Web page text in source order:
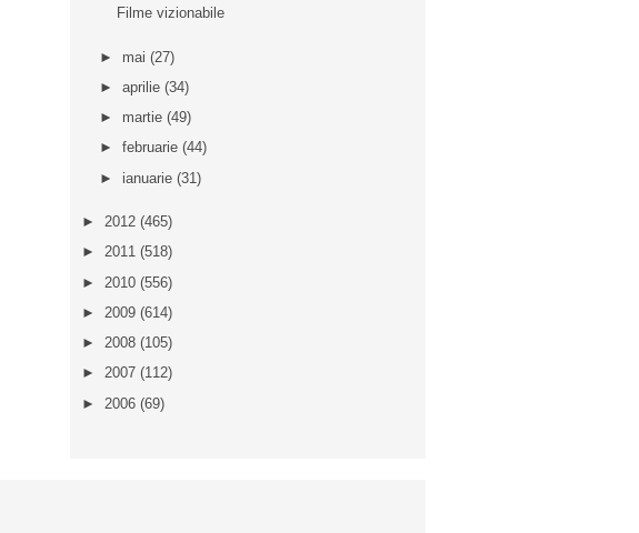
Filme vizionabile
► mai (27)
► aprilie (34)
► martie (49)
► februarie (44)
► ianuarie (31)
► 2012 (465)
► 2011 (518)
► 2010 (556)
► 2009 (614)
► 2008 (105)
► 2007 (112)
► 2006 (69)